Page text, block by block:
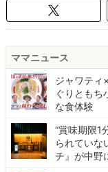
ママニュース
ジャワティ
ぐりともち
な食体験
“賞味期限1
られていな
チ』が中野